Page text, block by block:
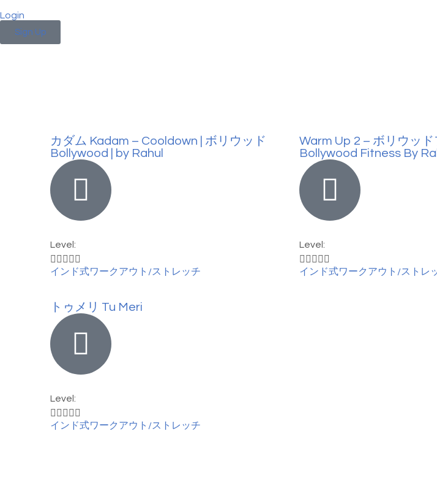
Login
Sign Up
カダム Kadam – Cooldown | ボリウッド
Bollywood | by Rahul
Level:
インド式ワークアウト/ストレッチ
Warm Up 2 – ボリウッド
Bollywood Fitness By
Level:
インド式ワークアウト/ストレ
トゥメリ Tu Meri
Level:
インド式ワークアウト/ストレッチ